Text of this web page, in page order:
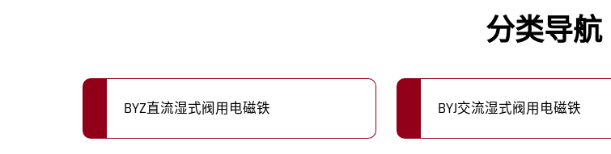
分类导航
BYZ直流湿式阀用电磁铁 BYJ交流湿式阀用电磁铁